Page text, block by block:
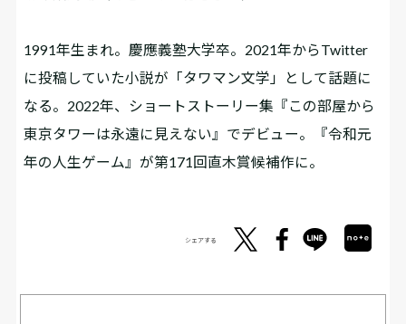
1991年生まれ。慶應義塾大学卒。2021年からTwitter
に投稿していた小説が「タワマン文学」として話題に
なる。2022年、ショートストーリー集『この部屋から
東京タワーは永遠に見えない』でデビュー。『令和元
年の人生ゲーム』が第171回直木賞候補作に。
シェアする